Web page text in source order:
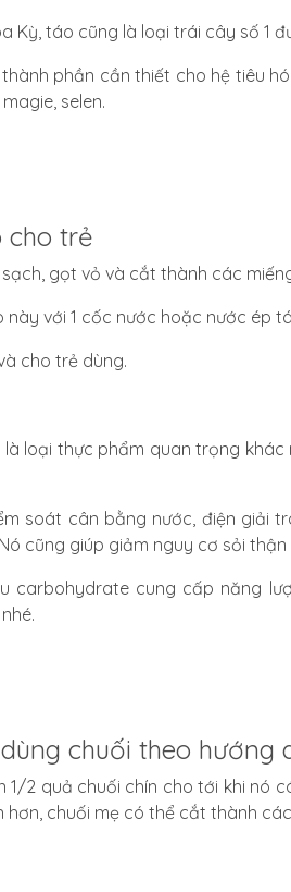
Kỳ, táo cũng là loại trái cây số 1
phần cần thiết cho hệ tiêu
selen.
cho trẻ
gọt vỏ và cắt thành các
với 1 cốc nước hoặc nước ép
cho trẻ dùng.
là loại thực phẩm quan trọng
soát cân bằng nước, điện giải
cũng giúp giảm nguy cơ sỏi
carbohydrate cung cấp năng
chuối theo hướng
1/2 quả chuối chín cho tới khi nó
chuối mẹ có thể cắt thành